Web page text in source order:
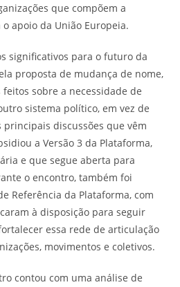
que compõem a
apoio da União Europeia.
significativos para o futuro da
proposta de mudança de nome,
sobre a necessidade de
sistema político, em vez de
discussões que vêm
a Versão 3 da Plataforma,
e que segue aberta para
o encontro, também foi
Referência da Plataforma, com
à disposição para seguir
essa rede de articulação
movimentos e coletivos.
contou com uma análise de